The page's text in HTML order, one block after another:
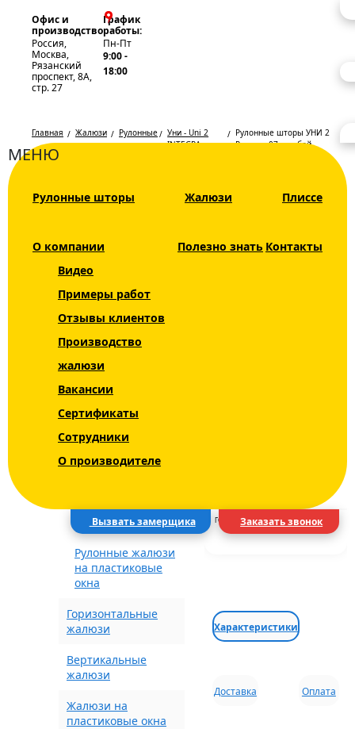
Офис и
производство
Россия,
Москва,
Рязанский
проспект, 8А,
стр. 27
График
работы:
Пн-Пт
9:00 -
18:00
МЕНЮ
Рулонные шторы Жалюзи Плиссе
О компании
Видео
Примеры работ
Отзывы клиентов
Производство
жалюзи
Вакансии
Сертификаты
Сотрудники
О производителе
Полезно знать Контакты
Вызвать замерщика Заказать звонок
Главная Жалюзи
Рулонные
шторы
Уни - Uni 2
INTEGRA
Рулонные шторы УНИ 2
Респект 07 голубой
Каталог
Рулонные шторы
Рольшторы
SLIM
День Ночь DUO
Уни - Uni 2 INTEGRA
BOX+
Рулонные шторы с
Электрические
шторы
Рулонные жалюзи
на пластиковые
окна
Горизонтальные
жалюзи
Вертикальные
жалюзи
Жалюзи на
пластиковые окна
Рулонные
2 Респект 07
ГОРОД
Характеристики
Доставка Оплата